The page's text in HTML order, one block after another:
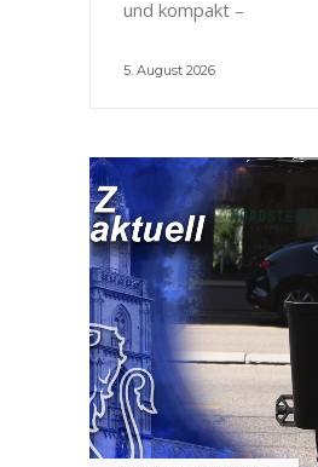
und kompakt –
5. August 2026